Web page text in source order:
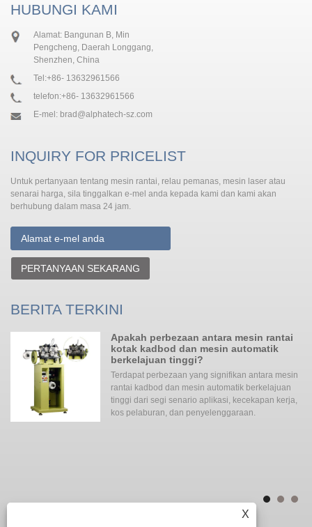
HUBUNGI KAMI
Alamat: Bangunan B, Min
Pengcheng, Daerah Longgang,
Shenzhen, China
Tel:+86- 13632961566
telefon:+86- 13632961566
E-mel: brad@alphatech-sz.com
INQUIRY FOR PRICELIST
Untuk pertanyaan tentang mesin rantai, relau pemanas, mesin laser atau
senarai harga, sila tinggalkan e-mel anda kepada kami dan kami akan
berhubung dalam masa 24 jam.
PERTANYAAN SEKARANG
BERITA TERKINI
Apakah perbezaan antara mesin rantai
kotak kadbod dan mesin automatik
berkelajuan tinggi?
Terdapat perbezaan yang signifikan antara mesin
rantai kadbod dan mesin automatik berkelajuan
tinggi dari segi senario aplikasi, kecekapan kerja,
kos pelaburan, dan penyelenggaraan. ‌‌
X